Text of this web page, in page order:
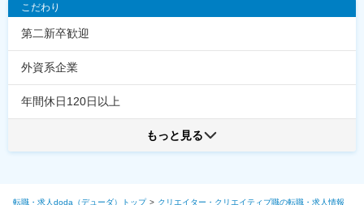
こだわり
第二新卒歓迎
外資系企業
年間休日120日以上
もっと見る
転職・求人doda（デューダ）トップ
クリエイター・クリエイティブ職の転職・求人情報